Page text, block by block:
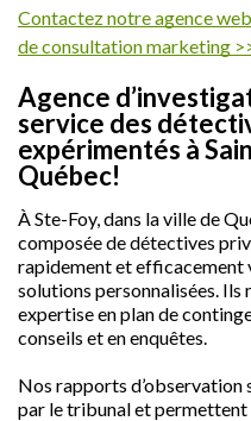
Contactez notre agence
de consultation marketing
Agence
service des
expérimentés à
Québec!
À Ste-Foy, dans la ville de
composée de détectives
rapidement et efficacement
solutions personnalisées.
expertise en plan de
conseils et en enquêtes.
Nos rapports d’observation
par le tribunal et permettent